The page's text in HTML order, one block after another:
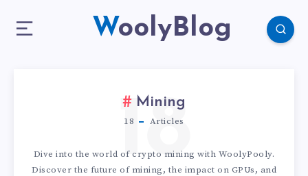
WoolyBlog
Mining
18 Articles
18
Dive into the world of crypto mining with WoolyPooly.
Discover the future of mining, the impact on GPUs, and